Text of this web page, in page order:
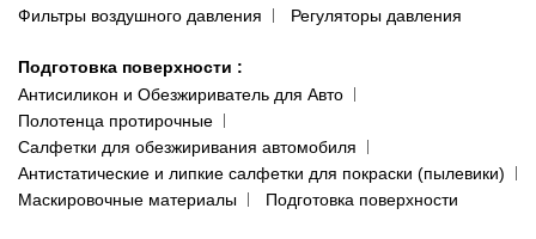
Фильтры воздушного давления
Регуляторы давления
Подготовка поверхности :
Антисиликон и Обезжириватель для Авто
Полотенца протирочные
Салфетки для обезжиривания автомобиля
Антистатические и липкие салфетки для покраски (пылевики)
Маскировочные материалы
Подготовка поверхности